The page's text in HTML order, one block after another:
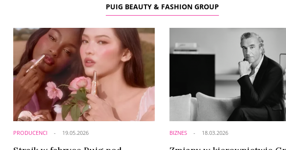
PUIG BEAUTY & FASHION GROUP
PRODUCENCI 19.05.2026 BIZNES 18.03.2026